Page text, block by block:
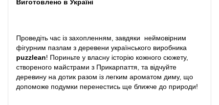
Виготовлено в Україні
Проведіть час із захопленням, завдяки неймовірним
фігурним пазлам з деревени українського виробника
puzzlean! Пориньте у власну історію кожного сюжету,
створеного майстрами з Прикарпаття, та відчуйте
деревину на дотик разом із легким ароматом диму, що
допоможе подумки перенестись ще ближче до природи!